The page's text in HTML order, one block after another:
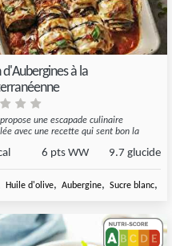
Basilic frais
à la
une escapade culinaire
avec une recette qui sent bon la
6 pts WW 9.7 glucide
Huile d'olive, Aubergine, Sucre blanc,